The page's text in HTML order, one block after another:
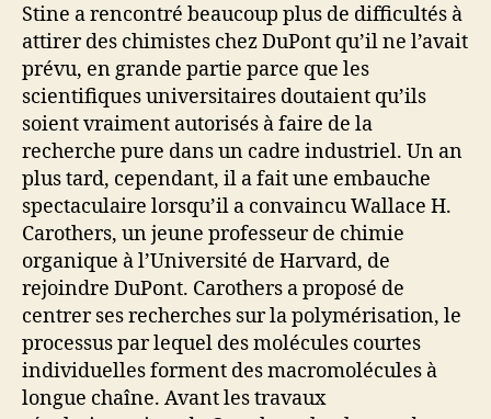
Stine a rencontré beaucoup plus de difficultés à
attirer des chimistes chez DuPont qu’il ne l’avait
prévu, en grande partie parce que les
scientifiques universitaires doutaient qu’ils
soient vraiment autorisés à faire de la
recherche pure dans un cadre industriel. Un an
plus tard, cependant, il a fait une embauche
spectaculaire lorsqu’il a convaincu Wallace H.
Carothers, un jeune professeur de chimie
organique à l’Université de Harvard, de
rejoindre DuPont. Carothers a proposé de
centrer ses recherches sur la polymérisation, le
processus par lequel des molécules courtes
individuelles forment des macromolécules à
longue chaîne. Avant les travaux